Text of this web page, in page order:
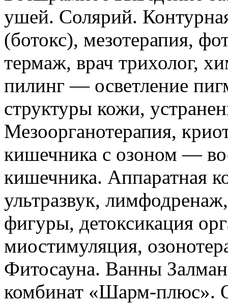
ушей. Солярий.
(ботокс), мезотерапия,
термаж, врач трихолог,
пилинг — осветление
структуры кожи,
Мезоорганотерапия,
кишечника с озоном —
кишечника. Аппаратная
ультразвук,
фигуры, детоксикация
миостимуляция,
Фитосауна. Ванны
комбинат «Шарм-плюс».